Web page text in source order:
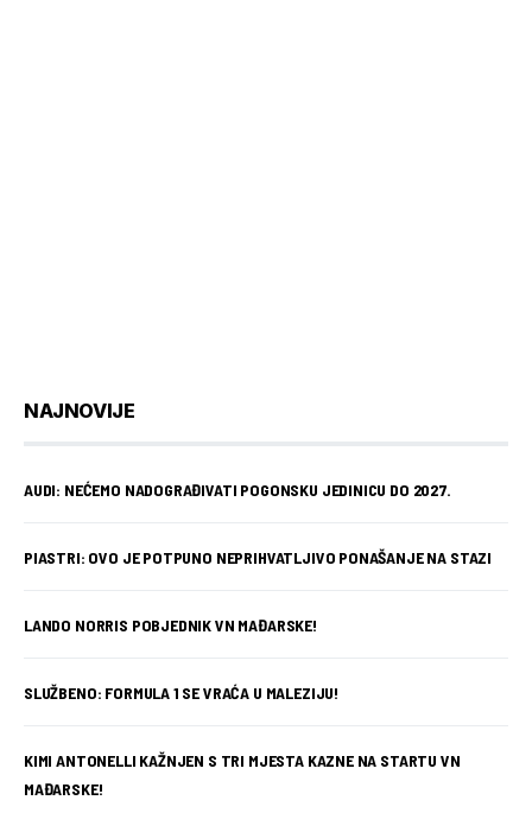
NAJNOVIJE
AUDI: NEĆEMO NADOGRAĐIVATI POGONSKU JEDINICU DO 2027.
PIASTRI: OVO JE POTPUNO NEPRIHVATLJIVO PONAŠANJE NA STAZI
LANDO NORRIS POBJEDNIK VN MAĐARSKE!
SLUŽBENO: FORMULA 1 SE VRAĆA U MALEZIJU!
KIMI ANTONELLI KAŽNJEN S TRI MJESTA KAZNE NA STARTU VN
MAĐARSKE!